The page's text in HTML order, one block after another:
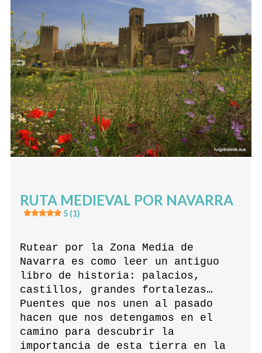
RUTA MEDIEVAL POR NAVARRA
5 (1)
Rutear por la Zona Media de
Navarra es como leer un antiguo
libro de historia: palacios,
castillos, grandes fortalezas…
Puentes que nos unen al pasado
hacen que nos detengamos en el
camino para descubrir la
importancia de esta tierra en la